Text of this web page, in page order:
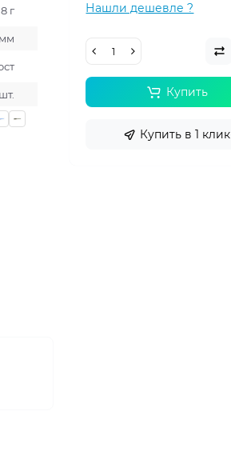
8 г Нашли дешевле ?
Купить
Купить в 1 клик